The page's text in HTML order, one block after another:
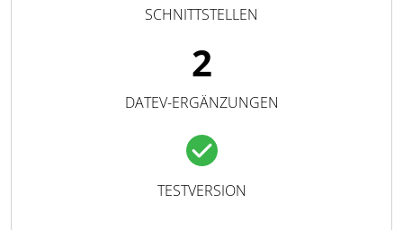
SCHNITTSTELLEN
2
DATEV-ERGÄNZUNGEN
TESTVERSION